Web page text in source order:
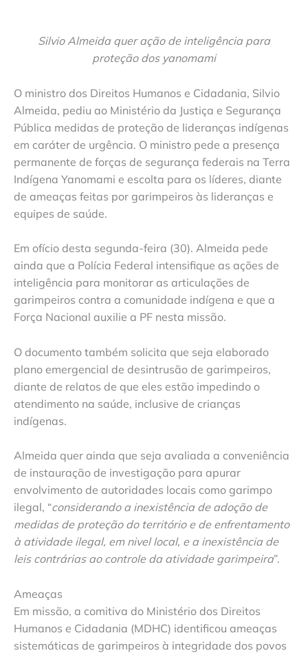
Silvio Almeida quer ação de inteligência para
proteção dos yanomami
O ministro dos Direitos Humanos e Cidadania, Silvio
Almeida, pediu ao Ministério da Justiça e Segurança
Pública medidas de proteção de lideranças indígenas
em caráter de urgência. O ministro pede a presença
permanente de forças de segurança federais na Terra
Indígena Yanomami e escolta para os líderes, diante
de ameaças feitas por garimpeiros às lideranças e
equipes de saúde.
Em ofício desta segunda-feira (30). Almeida pede
ainda que a Polícia Federal intensifique as ações de
inteligência para monitorar as articulações de
garimpeiros contra a comunidade indígena e que a
Força Nacional auxilie a PF nesta missão.
O documento também solicita que seja elaborado
plano emergencial de desintrusão de garimpeiros,
diante de relatos de que eles estão impedindo o
atendimento na saúde, inclusive de crianças
indígenas.
Almeida quer ainda que seja avaliada a conveniência
de instauração de investigação para apurar
envolvimento de autoridades locais como garimpo
ilegal, “considerando a inexistência de adoção de
medidas de proteção do território e de enfrentamento
à atividade ilegal, em nivel local, e a inexistência de
leis contrárias ao controle da atividade garimpeira”.
Ameaças
Em missão, a comitiva do Ministério dos Direitos
Humanos e Cidadania (MDHC) identificou ameaças
sistemáticas de garimpeiros à integridade dos povos